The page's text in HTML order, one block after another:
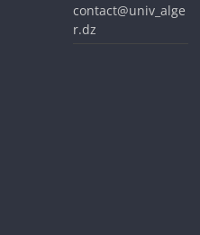
contact@univ_alge
r.dz